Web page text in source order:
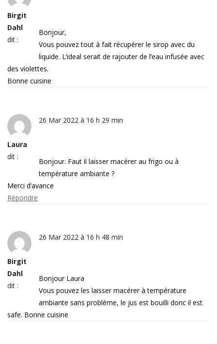
Birgit
Dahl
dit :
Bonjour,
Vous pouvez tout à fait récupérer le sirop avec du
liquide. L’ideal serait de rajouter de l’eau infusée avec
des violettes.
Bonne cuisine
Laura
dit :
26 Mar 2022 à 16 h 29 min
Bonjour. Faut il laisser macérer au frigo ou à
température ambiante ?
Merci d’avance
Répondre
Birgit
Dahl
dit :
26 Mar 2022 à 16 h 48 min
Bonjour Laura
Vous pouvez les laisser macérer à température
ambiante sans problème, le jus est bouilli donc il est
safe. Bonne cuisine